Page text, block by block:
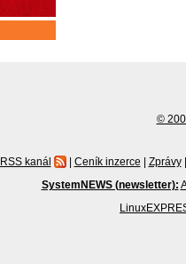
©
RSS kanál | Ceník inzerce | Zprávy |
SystemNEWS (newsletter):